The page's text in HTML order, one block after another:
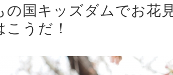
の国キッズダムでお花
うだ！